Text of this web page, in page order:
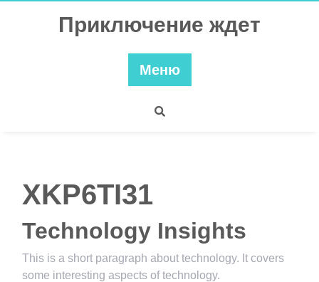
Приключение ждет
Меню
XKP6TI31
Technology Insights
This is a short paragraph about technology. It covers
some interesting aspects of technology.